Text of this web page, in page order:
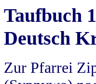
Taufbuch
Deutsch
Zur Pfarrei